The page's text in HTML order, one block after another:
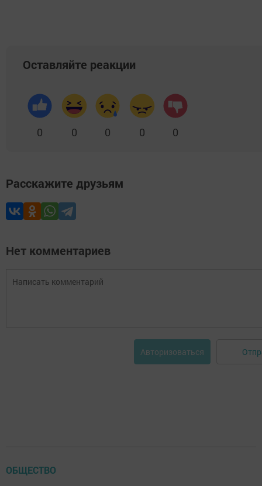
Оставляйте реакции
0 0 0 0 0
Расскажите друзьям
Нет комментариев
Авторизоваться
ОБЩЕСТВО